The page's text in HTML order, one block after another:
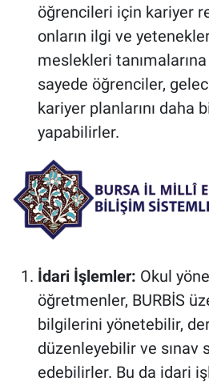
öğrencileri için kariyer
onların ilgi ve
meslekleri tanımalarına
sayede öğrenciler,
kariyer planlarını daha
yapabilirler.
İdari İşlemler: Okul
öğretmenler, BURBİS
bilgilerini yönetebilir,
düzenleyebilir ve sınav
edebilirler. Bu da idari